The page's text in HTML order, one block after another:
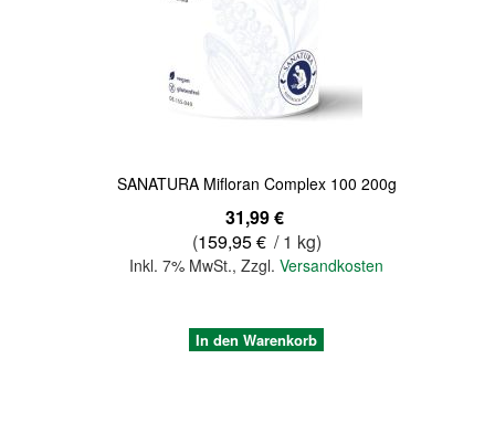
SANATURA Mifloran Complex 100 200g
31,99 €
(159,95 € / 1 kg)
Inkl. 7% MwSt.,Zzgl.Versandkosten
In den Warenkorb